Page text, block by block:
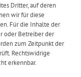
Dritter, auf deren
wir für diese
Für die Inhalte der
oder Betreiber der
zum Zeitpunkt der
Rechtswidrige
erkennbar.